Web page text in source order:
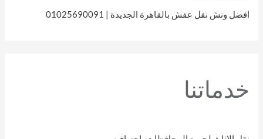
افضل ونش نقل عفش بالقاهرة الجديدة | 01025690091
خدماتنا